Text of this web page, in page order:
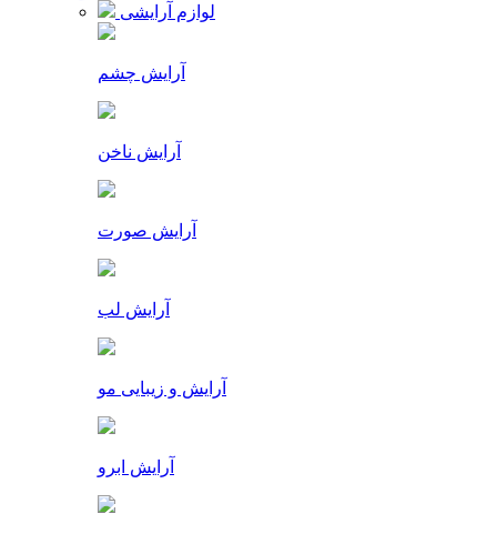
لوازم آرایشی
آرایش چشم
آرایش ناخن
آرایش صورت
آرایش لب
آرایش و زیبایی مو
آرایش ابرو